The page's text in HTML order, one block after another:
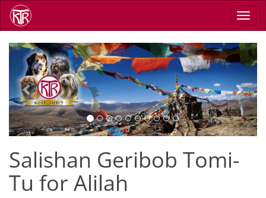
Direkt
zum
Inhalt
Previous Next
Salishan Geribob Tomi-
Tu for Alilah